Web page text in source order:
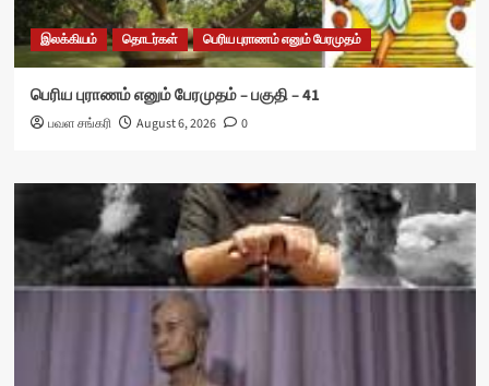
இலக்கியம் தொடர்கள் பெரிய புராணம் எனும் பேரமுதம்
பெரிய புராணம் எனும் பேரமுதம் – பகுதி – 41
பவள சங்கரி August 6, 2026 0